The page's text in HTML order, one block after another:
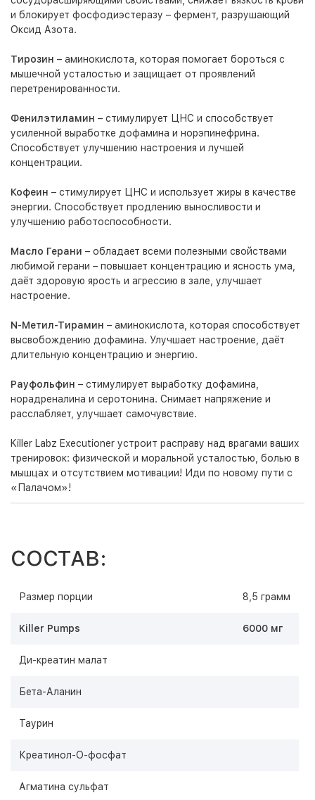
и блокирует фосфодиэстеразу – фермент, разрушающий
Оксид Азота.
Тирозин – аминокислота, которая помогает бороться с
мышечной усталостью и защищает от проявлений
перетренированности.
Фенилэтиламин – стимулирует ЦНС и способствует
усиленной выработке дофамина и норэпинефрина.
Способствует улучшению настроения и лучшей
концентрации.
Кофеин – стимулирует ЦНС и использует жиры в качестве
энергии. Способствует продлению выносливости и
улучшению работоспособности.
Масло Герани – обладает всеми полезными свойствами
любимой герани – повышает концентрацию и ясность ума,
даёт здоровую ярость и агрессию в зале, улучшает
настроение.
N-Метил-Тирамин – аминокислота, которая способствует
высвобождению дофамина. Улучшает настроение, даёт
длительную концентрацию и энергию.
Рауфольфин – стимулирует выработку дофамина,
норадреналина и серотонина. Снимает напряжение и
расслабляет, улучшает самочувствие.
Killer Labz Executioner устроит расправу над врагами ваших
тренировок: физической и моральной усталостью, болью в
мышцах и отсутствием мотивации! Иди по новому пути с
«Палачом»!
СОСТАВ:
Размер порции 8,5 грамм
Killer Pumps 6000 мг
Ди-креатин малат
Бета-Аланин
Таурин
Креатинол-О-фосфат
Агматина сульфат